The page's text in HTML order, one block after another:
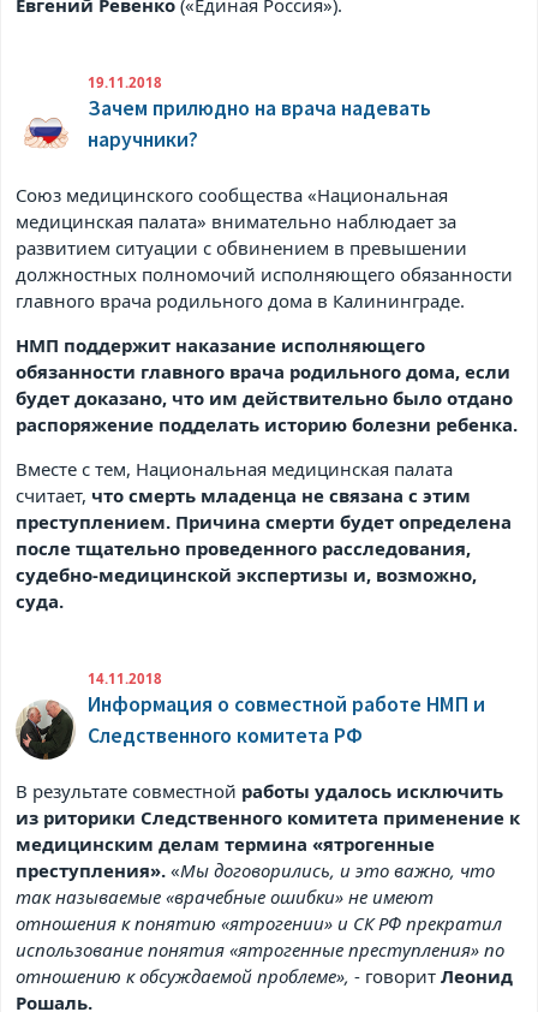
Евгений Ревенко(«Единая Россия»).
19.11.2018
Зачем прилюдно на врача надевать
наручники?
Союз медицинского сообщества «Национальная
медицинская палата» внимательно наблюдает за
развитием ситуации с обвинением в превышении
должностных полномочий исполняющего обязанности
главного врача родильного дома в Калининграде.
НМП поддержит наказание исполняющего
обязанности главного врача родильного дома, если
будет доказано, что им действительно было отдано
распоряжение подделать историю болезни ребенка.
Вместе с тем, Национальная медицинская палата
считает,что смерть младенца не связана с этим
преступлением. Причина смерти будет определена
после тщательно проведенного расследования,
судебно-медицинской экспертизы и, возможно,
суда.
14.11.2018
Информация о совместной работе НМП и
Следственного комитета РФ
В результате совместной работы удалось исключить
из риторики Следственного комитета применение к
медицинским делам термина «ятрогенные
преступления». «Мы договорились, и это важно, что
так называемые «врачебные ошибки» не имеют
отношения к понятию «ятрогении» и СК РФ прекратил
использование понятия «ятрогенные преступления» по
отношению к обсуждаемой проблеме»,- говоритЛеонид
Рошаль.